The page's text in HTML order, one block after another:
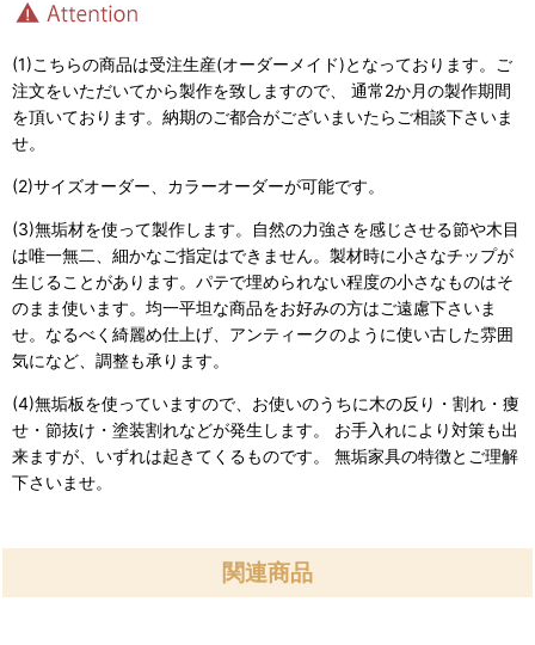
(1)こちらの商品は受注生産(オーダーメイド)となっております。ご
注文をいただいてから製作を致しますので、 通常2か月の製作期間
を頂いております。納期のご都合がございまいたらご相談下さいま
せ。
(2)サイズオーダー、カラーオーダーが可能です。
(3)無垢材を使って製作します。自然の力強さを感じさせる節や木目
は唯一無二、細かなご指定はできません。製材時に小さなチップが
生じることがあります。パテで埋められない程度の小さなものはそ
のまま使います。均一平坦な商品をお好みの方はご遠慮下さいま
せ。なるべく綺麗め仕上げ、アンティークのように使い古した雰囲
気になど、調整も承ります。
(4)無垢板を使っていますので、お使いのうちに木の反り・割れ・痩
せ・節抜け・塗装割れなどが発生します。 お手入れにより対策も出
来ますが、いずれは起きてくるものです。 無垢家具の特徴とご理解
下さいませ。
関連商品